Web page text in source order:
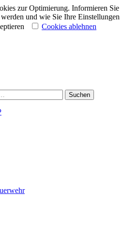
zur Optimierung. Informieren Sie
und wie Sie Ihre Einstellungen
Cookies ablehnen